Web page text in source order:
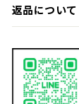
返品について